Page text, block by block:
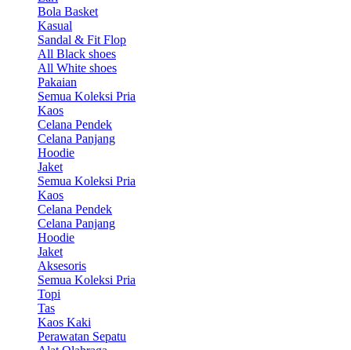
Bola Basket
Kasual
Sandal & Fit Flop
All Black shoes
All White shoes
Pakaian
Semua Koleksi Pria
Kaos
Celana Pendek
Celana Panjang
Hoodie
Jaket
Semua Koleksi Pria
Kaos
Celana Pendek
Celana Panjang
Hoodie
Jaket
Aksesoris
Semua Koleksi Pria
Topi
Tas
Kaos Kaki
Perawatan Sepatu